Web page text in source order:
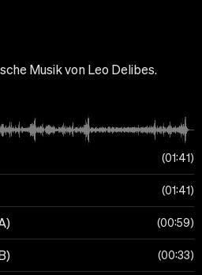
Musik von Leo Delibes.
01:41
01:41
00:59
00:33